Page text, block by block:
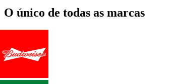
O único de todas as marcas